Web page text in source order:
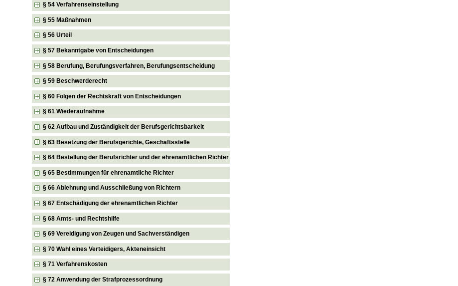
§ 54 Verfahrenseinstellung
§ 55 Maßnahmen
§ 56 Urteil
§ 57 Bekanntgabe von Entscheidungen
§ 58 Berufung, Berufungsverfahren, Berufungsentscheidung
§ 59 Beschwerderecht
§ 60 Folgen der Rechtskraft von Entscheidungen
§ 61 Wiederaufnahme
§ 62 Aufbau und Zuständigkeit der Berufsgerichtsbarkeit
§ 63 Besetzung der Berufsgerichte, Geschäftsstelle
§ 64 Bestellung der Berufsrichter und der ehrenamtlichen Richter
§ 65 Bestimmungen für ehrenamtliche Richter
§ 66 Ablehnung und Ausschließung von Richtern
§ 67 Entschädigung der ehrenamtlichen Richter
§ 68 Amts- und Rechtshilfe
§ 69 Vereidigung von Zeugen und Sachverständigen
§ 70 Wahl eines Verteidigers, Akteneinsicht
§ 71 Verfahrenskosten
§ 72 Anwendung der Strafprozessordnung